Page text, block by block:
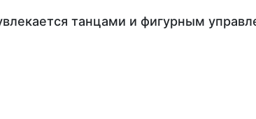
танцами и фигурным